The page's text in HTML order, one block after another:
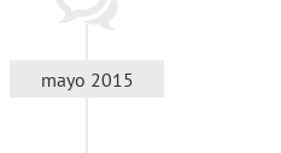
mayo 2015